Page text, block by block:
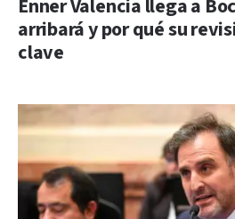
Enner Valencia llega a
arribará y por qué su
clave